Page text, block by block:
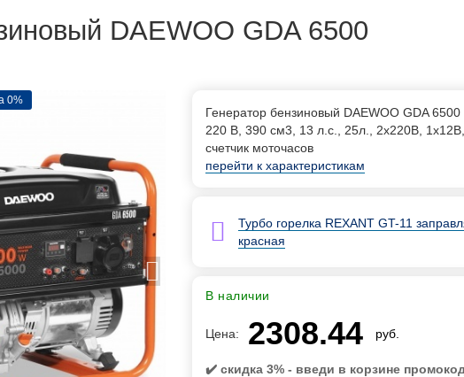
DAEWOO GDA 6500
0%
Генератор бензиновый DAEWOO GDA 6500
220 В, 390 см3, 13 л.с., 25л., 2х220В, 1х12В,
счетчик моточасов
перейти к характеристикам
Турбо горелка REXANT GT-11
красная
В наличии
Цена: 2308.44 руб.
✔️ скидка 3% - введи в корзине